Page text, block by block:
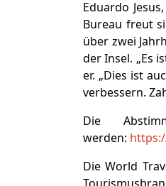
Eduardo
Bureau freut
über zwei
der Insel. „Es
er. „Dies ist
verbessern.
Die
werden:
Die World